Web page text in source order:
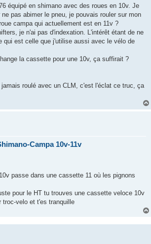
équipé en shimano avec des roues en 10v. Je
pas abimer le pneu, je pouvais rouler sur mon
campa qui actuellement est en 11v ?
je n'ai pas d'indexation. L'intérêt étant de ne
qui est celle que j'utilise aussi avec le vélo de
la cassette pour une 10v, ça suffirait ?
roulé avec un CLM, c'est l'éclat ce truc, ça
Campa 10v-11v
passe dans une cassette 11 où les pignons
pour le HT tu trouves une cassette veloce 10v
troc-velo et t'es tranquille